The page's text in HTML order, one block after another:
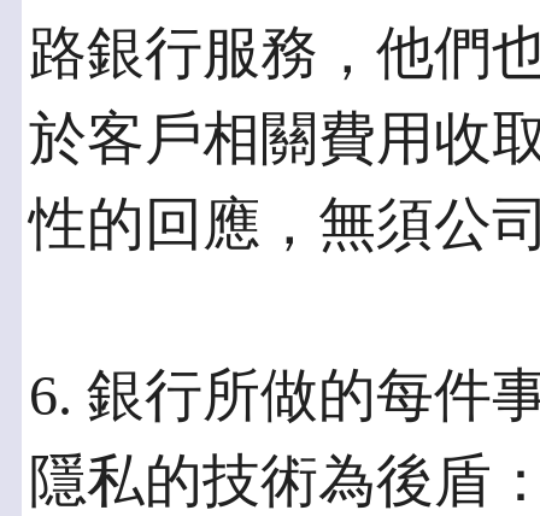
路銀行服務，他們
於客戶相關費用收
性的回應，無須公
6. 銀行所做的每件
隱私的技術為後盾